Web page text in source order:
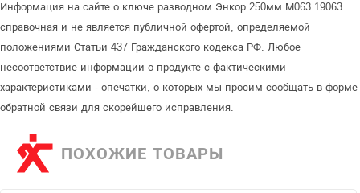
Информация на сайте о ключе разводном Энкор 250мм М063 19063
справочная и не является публичной офертой, определяемой
положениями Статьи 437 Гражданского кодекса РФ. Любое
несоответствие информации о продукте с фактическими
характеристиками - опечатки, о которых мы просим сообщать в форме
обратной связи для скорейшего исправления.
ПОХОЖИЕ ТОВАРЫ